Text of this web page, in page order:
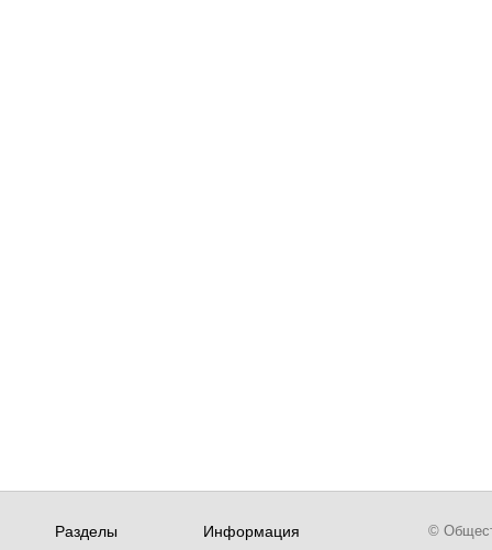
Разделы Информация ©